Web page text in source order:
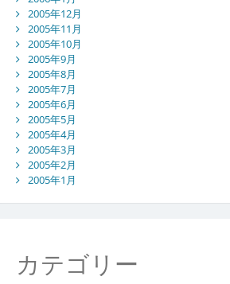
2005年12月
2005年11月
2005年10月
2005年9月
2005年8月
2005年7月
2005年6月
2005年5月
2005年4月
2005年3月
2005年2月
2005年1月
カテゴリー